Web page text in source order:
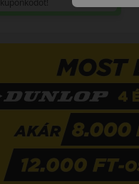
kuponkódot!